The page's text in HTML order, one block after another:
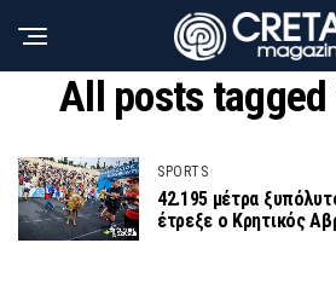
All posts tagged
SPORTS
42.195 μέτρα
έτρεξε ο Κρητικός